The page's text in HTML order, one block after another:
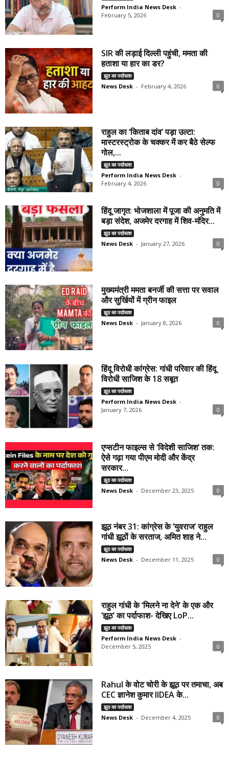
Perform India News Desk -
February 5, 2026
0
SIR की लड़ाई दिल्ली पहुंची, ममता की
हताशा या हार का डर?
झूठ का पर्दाफाश
News Desk - February 4, 2026 0
राहुल का ‘किताब दांव’ पड़ा उल्टा:
मास्टरस्ट्रोक के चक्कर में कर बैठे सेल्फ
गोल,...
झूठ का पर्दाफाश
Perform India News Desk -
February 4, 2026
0
हिंदू जागृत: भोजशाला में पूजा की अनुमति में
बड़ा संदेश, अजमेर दरगाह में शिव-मंदिर...
झूठ का पर्दाफाश
News Desk - January 27, 2026 0
मुख्यमंत्री ममता बनर्जी की सत्ता पर सवाल
और सुर्खियों में ग्रीन फाइल
झूठ का पर्दाफाश
News Desk - January 8, 2026 0
हिंदू विरोधी कांग्रेस: गांधी परिवार की हिंदू
विरोधी साजिश के 18 सबूत
झूठ का पर्दाफाश
Perform India News Desk -
January 7, 2026
0
एप्सटीन फाइल्स से ‘विदेशी साजिश’ तक:
ऐसे गढ़ा गया पीएम मोदी और केंद्र
सरकार...
झूठ का पर्दाफाश
News Desk - December 23, 2025 0
झूठ नंबर 31: कांग्रेस के ‘युवराज’ राहुल
गांधी झूठों के सरताज, अमित शाह ने...
झूठ का पर्दाफाश
News Desk - December 11, 2025 0
राहुल गांधी के ‘मिलने ना देने’ के एक और
‘झूठ’ का पर्दाफाश- देखिए LoP...
झूठ का पर्दाफाश
Perform India News Desk -
December 5, 2025
0
Rahul के वोट चोरी के झूठ पर तमाचा, अब
CEC ज्ञानेश कुमार IIDEA के...
झूठ का पर्दाफाश
News Desk - December 4, 2025 0